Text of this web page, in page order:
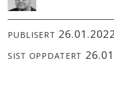
PUBLISERT
SIST OPPDATERT